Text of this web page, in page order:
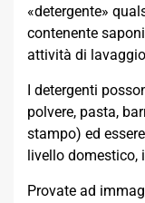
«detergente»
contenente
attività di
I detergenti
polvere, pasta,
stampo) ed
livello
Provate ad